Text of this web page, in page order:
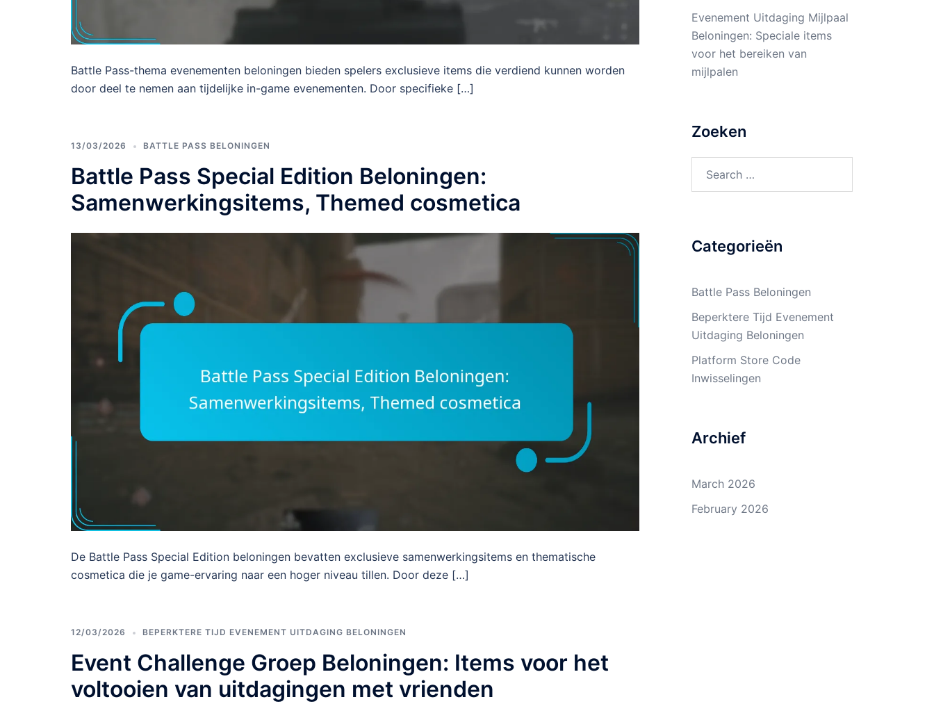
Battle Pass-thema evenementen beloningen bieden spelers exclusieve items die verdiend kunnen worden
door deel te nemen aan tijdelijke in-game evenementen. Door specifieke […]
13/03/2026 BATTLE PASS BELONINGEN
Battle Pass Special Edition Beloningen:
Samenwerkingsitems, Themed cosmetica
De Battle Pass Special Edition beloningen bevatten exclusieve samenwerkingsitems en thematische
cosmetica die je game-ervaring naar een hoger niveau tillen. Door deze […]
12/03/2026 BEPERKTERE TIJD EVENEMENT UITDAGING BELONINGEN
Event Challenge Groep Beloningen: Items voor het
voltooien van uitdagingen met vrienden
Evenement Uitdaging Mijlpaal
Beloningen: Speciale items
voor het bereiken van
mijlpalen
Zoeken
Categorieën
Battle Pass Beloningen
Beperktere Tijd Evenement
Uitdaging Beloningen
Platform Store Code
Inwisselingen
Archief
March 2026
February 2026